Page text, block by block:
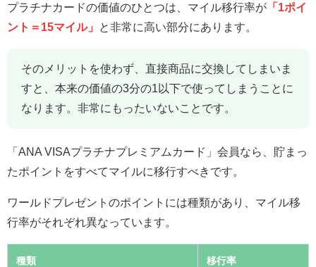
プラチナカードの価値のひとつは、マイル移行率が 「1ポイ
ント＝15マイル」
と非常に高い部分にあります。
そのメリットを使わず、直接商品に交換してしまいま
すと、本来の価値の3分の1以下で使ってしまうことに
なります。非常にもったいないことです。
「ANA VISAプラチナプレミアムカード」会員なら、貯まっ
たポイントをすべてマイルに移行すべきです。
ワールドプレゼントのポイントには種類があり、マイル移
行率がそれぞれ異なっています。
種類 移行率